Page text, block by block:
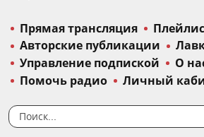
Прямая трансляция
Авторские публикации
Управление подпиской
О
Помочь радио
Личный